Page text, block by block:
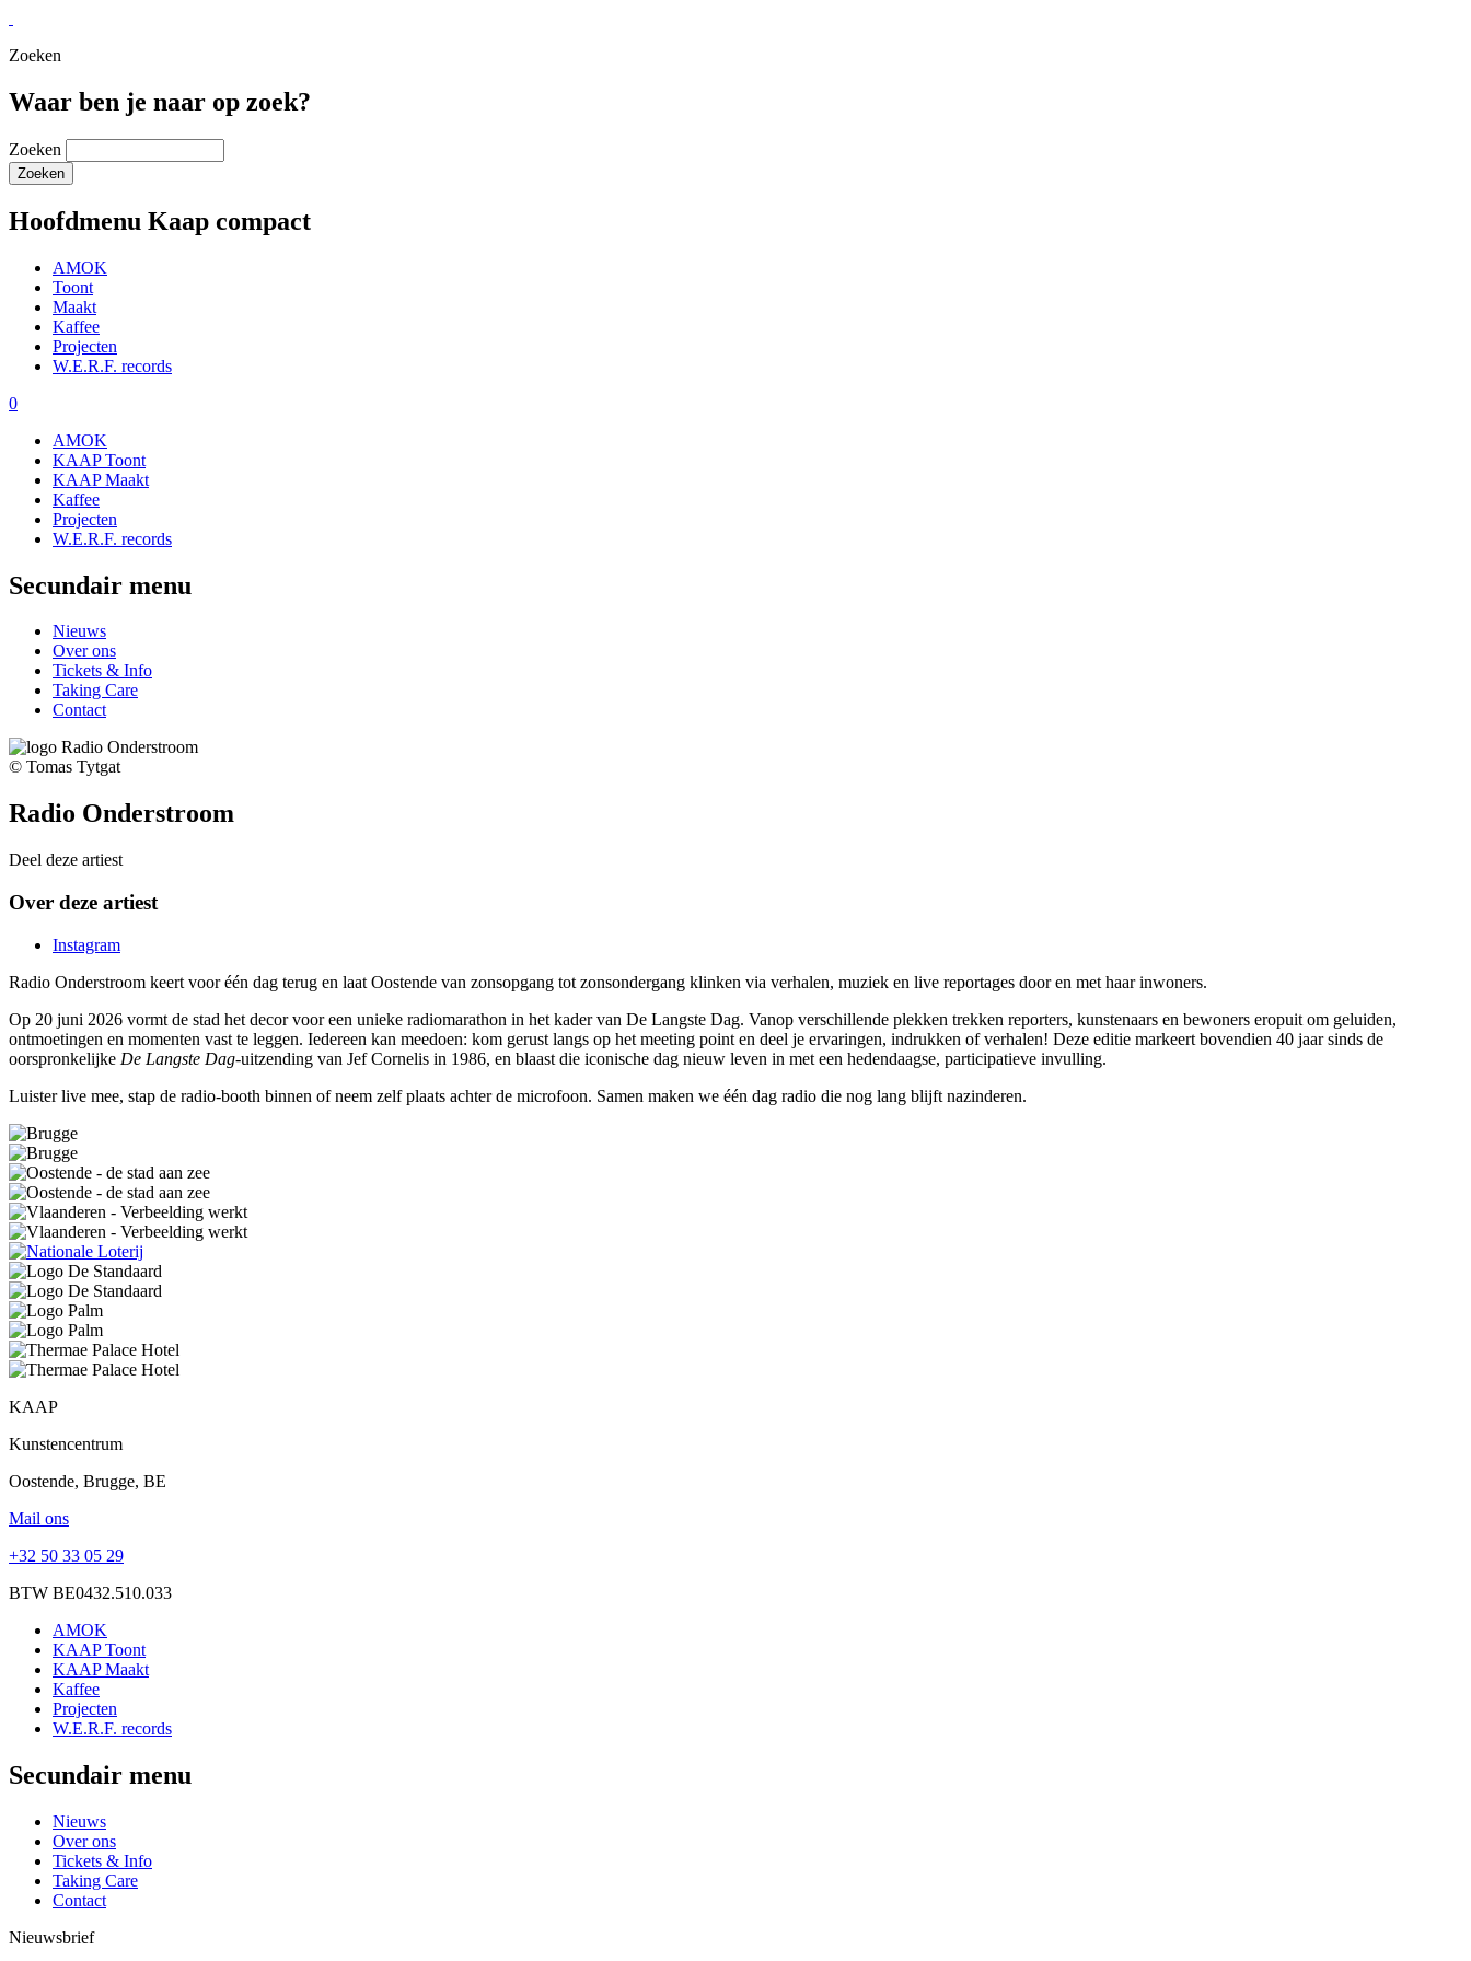
Zoeken
Waar ben je naar op zoek?
Zoeken
Hoofdmenu Kaap compact
AMOK
Toont
Maakt
Kaffee
Projecten
W.E.R.F. records
0
AMOK
KAAP Toont
KAAP Maakt
Kaffee
Projecten
W.E.R.F. records
Secundair menu
Nieuws
Over ons
Tickets & Info
Taking Care
Contact
© Tomas Tytgat
Radio Onderstroom
Deel deze artiest
Over deze artiest
Instagram
Radio Onderstroom keert voor één dag terug en laat Oostende van zonsopgang tot zonsondergang klinken via verhalen, muziek en live reportages door en met haar inwoners.
Op 20 juni 2026 vormt de stad het decor voor een unieke radiomarathon in het kader van De Langste Dag. Vanop verschillende plekken trekken reporters, kunstenaars en bewoners eropuit om geluiden,
ontmoetingen en momenten vast te leggen. Iedereen kan meedoen: kom gerust langs op het meeting point en deel je ervaringen, indrukken of verhalen! Deze editie markeert bovendien 40 jaar sinds de
oorspronkelijke De Langste Dag-uitzending van Jef Cornelis in 1986, en blaast die iconische dag nieuw leven in met een hedendaagse, participatieve invulling.
Luister live mee, stap de radio-booth binnen of neem zelf plaats achter de microfoon. Samen maken we één dag radio die nog lang blijft nazinderen.
KAAP
Kunstencentrum
Oostende, Brugge, BE
Mail ons
+32 50 33 05 29
BTW BE0432.510.033
AMOK
KAAP Toont
KAAP Maakt
Kaffee
Projecten
W.E.R.F. records
Secundair menu
Nieuws
Over ons
Tickets & Info
Taking Care
Contact
Nieuwsbrief